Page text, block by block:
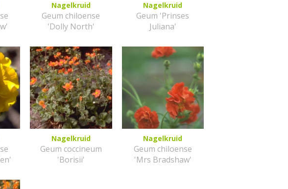
Nagelkruid
Geum chiloense
'Dolly North'
Nagelkruid
Geum 'Prinses
Juliana'
Nagelkruid
Geum coccineum
'Borisii'
Nagelkruid
Geum chiloense
'Mrs Bradshaw'